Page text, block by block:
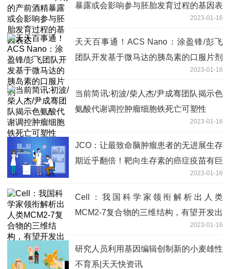
暴露或会影响参与胚胎发育过程的基因表
2023-01-16
天天百事通！ACS Nano：涂盈锋/彭飞
团队开发基于微马达的胰岛素的口服片剂
2023-01-16
当前简讯:初波/柴人杰/尹成骞团队揭示色
氨酸代谢调控肿瘤细胞铁死亡可塑性
2023-01-16
JCO：让最致命脑肿瘤患者的无进展生存
期近乎翻倍！靶向生存素的癌症疫苗有巨
2023-01-16
Cell：我国科学家领衔解析出人类
MCM2-7复合物的三维结构，有望开发出
2023-01-16
研究人员利用基因编辑创制新的小麦雄性
不育系|天天快资讯